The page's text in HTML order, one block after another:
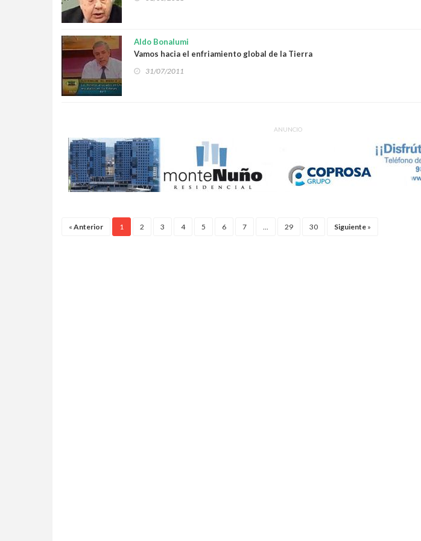
Aldo Bonalumi
Vamos hacia el enfriamiento global de la Tierra
31/07/2011
ANUNCIO
« Anterior 1 2 3 4 5 6 7 ... 29 30 Siguiente »